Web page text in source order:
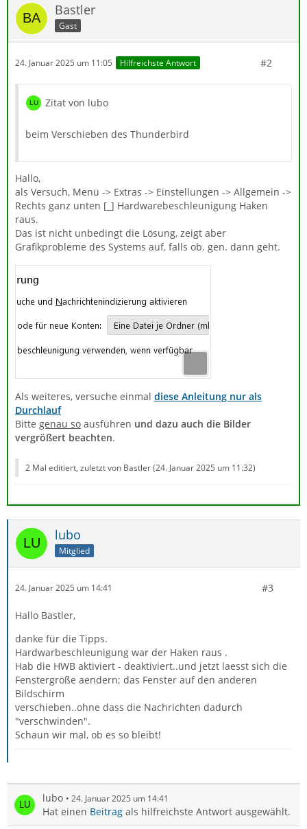
Bastler
Gast
24. Januar 2025 um 11:05 Hilfreichste Antwort #2
Zitat von lubo
beim Verschieben des Thunderbird
Hallo,
als Versuch, Menü -> Extras -> Einstellungen -> Allgemein ->
Rechts ganz unten [_] Hardwarebeschleunigung Haken
raus.
Das ist nicht unbedingt die Lösung, zeigt aber
Grafikprobleme des Systems auf, falls ob. gen. dann geht.
Als weiteres, versuche einmal diese Anleitung nur als
Durchlauf
Bitte genau so ausführen und dazu auch die Bilder
vergrößert beachten.
2 Mal editiert, zuletzt von Bastler (24. Januar 2025 um 11:32)
lubo
Mitglied
24. Januar 2025 um 14:41 #3
Hallo Bastler,
danke für die Tipps.
Hardwarbeschleunigung war der Haken raus .
Hab die HWB aktiviert - deaktiviert..und jetzt laesst sich die
Fenstergröße aendern; das Fenster auf den anderen
Bildschirm
verschieben..ohne dass die Nachrichten dadurch
"verschwinden".
Schaun wir mal, ob es so bleibt!
lubo 24. Januar 2025 um 14:41
Hat einen Beitrag als hilfreichste Antwort ausgewählt.